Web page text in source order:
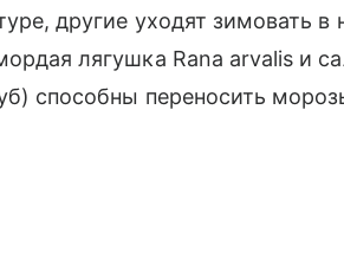
другие уходят зимовать
лягушка Rana arvalis и
способны переносить